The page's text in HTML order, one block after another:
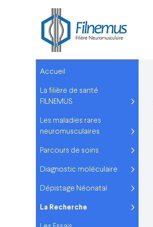
Accueil
La filière de santé
FILNEMUS
Les maladies rares
neuromusculaires
Parcours de soins
Diagnostic moléculaire
Dépistage Néonatal
La Recherche